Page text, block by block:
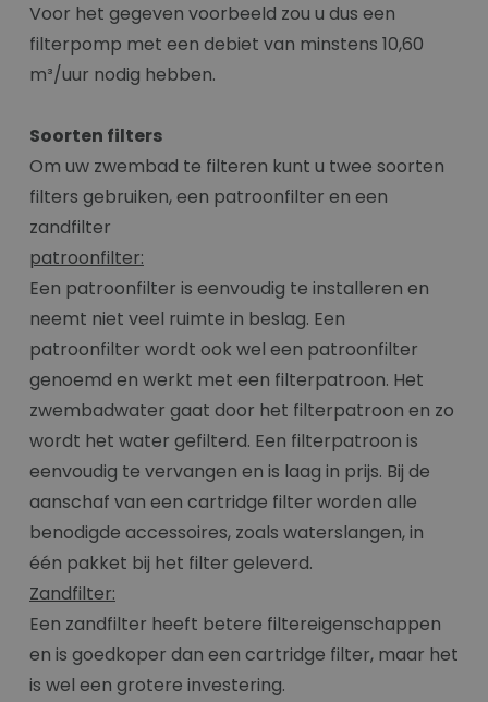
Voor het gegeven voorbeeld zou u dus een
filterpomp met een debiet van minstens 10,60
m³/uur nodig hebben.
Soorten filters
Om uw zwembad te filteren kunt u twee soorten
filters gebruiken, een patroonfilter en een
zandfilter
patroonfilter:
Een patroonfilter is eenvoudig te installeren en
neemt niet veel ruimte in beslag. Een
patroonfilter wordt ook wel een patroonfilter
genoemd en werkt met een filterpatroon. Het
zwembadwater gaat door het filterpatroon en zo
wordt het water gefilterd. Een filterpatroon is
eenvoudig te vervangen en is laag in prijs. Bij de
aanschaf van een cartridge filter worden alle
benodigde accessoires, zoals waterslangen, in
één pakket bij het filter geleverd.
Zandfilter:
Een zandfilter heeft betere filtereigenschappen
en is goedkoper dan een cartridge filter, maar het
is wel een grotere investering.